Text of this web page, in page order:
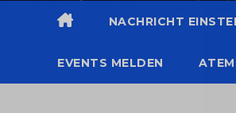
NACHRICHT
EVENTS MELDEN